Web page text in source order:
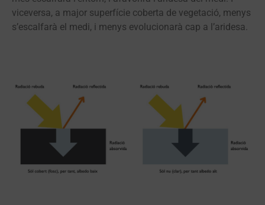
viceversa, a major superfície coberta de vegetació, menys
s’escalfarà el medi, i menys evolucionarà cap a l’aridesa.